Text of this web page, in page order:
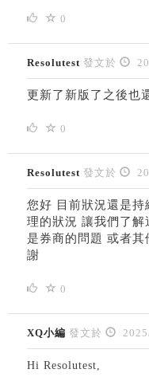
0
Resolutest 發文於
更新了新版了之後也
0
Resolutest 發文於
您好 目前狀況還是
理的狀況 讓我們了
是券商的問題 或者
謝
0
XQ小編 發文於
Hi Resolutest,